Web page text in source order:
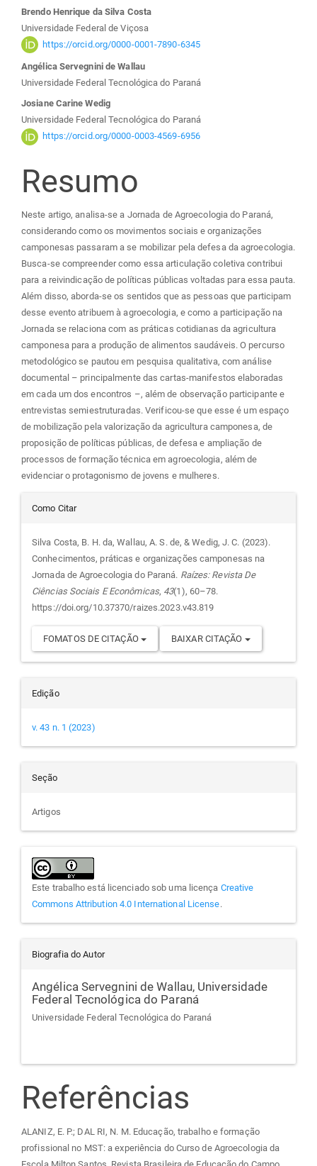
Conteúdo
do
artigo
principal
Brendo Henrique da Silva Costa
Universidade Federal de Viçosa
https://orcid.org/0000-0001-7890-6345
Angélica Servegnini de Wallau
Universidade Federal Tecnológica do Paraná
Josiane Carine Wedig
Universidade Federal Tecnológica do Paraná
https://orcid.org/0000-0003-4569-6956
Resumo
Neste artigo, analisa-se a Jornada de Agroecologia do Paraná,
considerando como os movimentos sociais e organizações
camponesas passaram a se mobilizar pela defesa da agroecologia.
Busca-se compreender como essa articulação coletiva contribui
para a reivindicação de políticas públicas voltadas para essa pauta.
Além disso, aborda-se os sentidos que as pessoas que participam
desse evento atribuem à agroecologia, e como a participação na
Jornada se relaciona com as práticas cotidianas da agricultura
camponesa para a produção de alimentos saudáveis. O percurso
metodológico se pautou em pesquisa qualitativa, com análise
documental – principalmente das cartas-manifestos elaboradas
em cada um dos encontros –, além de observação participante e
entrevistas semiestruturadas. Verificou-se que esse é um espaço
de mobilização pela valorização da agricultura camponesa, de
proposição de políticas públicas, de defesa e ampliação de
processos de formação técnica em agroecologia, além de
evidenciar o protagonismo de jovens e mulheres.
Detalhes
do
artigo
Como Citar
Silva Costa, B. H. da, Wallau, A. S. de, & Wedig, J. C. (2023).
Conhecimentos, práticas e organizações camponesas na
Jornada de Agroecologia do Paraná. Raízes: Revista De
Ciências Sociais E Econômicas, 43(1), 60–78.
https://doi.org/10.37370/raizes.2023.v43.819
FOMATOS DE CITAÇÃO BAIXAR CITAÇÃO
Edição
v. 43 n. 1 (2023)
Seção
Artigos
Este trabalho está licenciado sob uma licença Creative
Commons Attribution 4.0 International License.
Biografia do Autor
Angélica Servegnini de Wallau, Universidade
Federal Tecnológica do Paraná
Universidade Federal Tecnológica do Paraná
Referências
ALANIZ, E. P.; DAL RI, N. M. Educação, trabalho e formação
profissional no MST: a experiência do Curso de Agroecologia da